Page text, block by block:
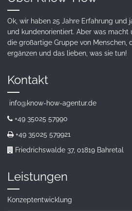
Ok, wir haben 25 Jahre Erfahrung und
und kundenorientiert. Aber was macht
die großartige Gruppe von Menschen,
ergänzen und das lieben, was sie tun!
Kontakt
info@know-how-agentur.de
+49 35025 57990
+49 35025 579921
Friedrichswalde 37, 01819 Bahretal
Leistungen
Konzeptentwicklung